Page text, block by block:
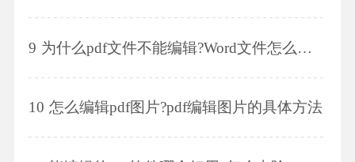
9 为什么pdf文件不能编辑?Word文件怎么转换成pdf格式?
10 怎么编辑pdf图片?pdf编辑图片的具体方法